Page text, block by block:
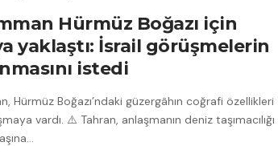
Hürmüz Boğazı için
yaklaştı: İsrail görüşmelerin
istedi
Hürmüz Boğazı’ndaki güzergâhın coğrafi özellikleri
vardı. ⚠️ Tahran, anlaşmanın deniz taşımacılığı
…